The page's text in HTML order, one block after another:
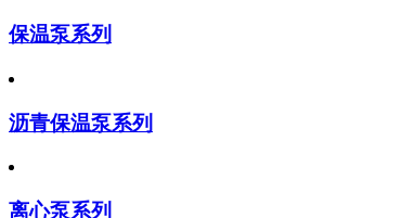
保温泵系列
沥青保温泵系列
离心泵系列